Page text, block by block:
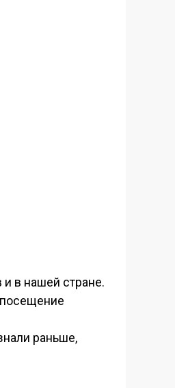
и в нашей стране.
раньше,